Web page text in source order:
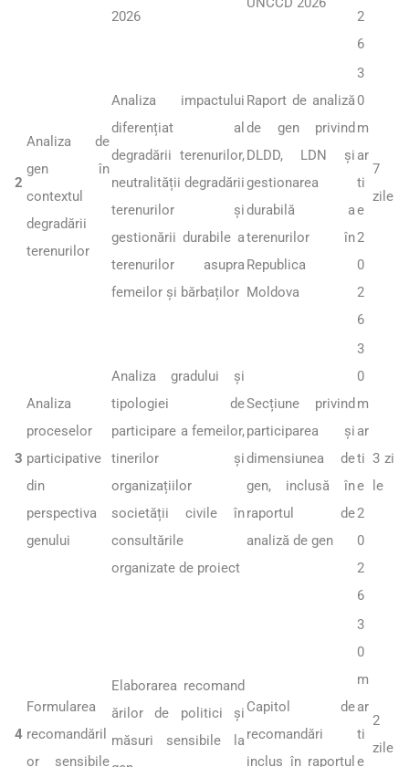
2026
2
6
2
Analiza de
gen în
contextul
degradării
terenurilor
Analiza impactului
diferențiat al
degradării terenurilor,
neutralității degradării
terenurilor și
gestionării durabile a
terenurilor asupra
femeilor și bărbaților
Raport de analiză
de gen privind
DLDD, LDN și
gestionarea
durabilă a
terenurilor în
Republica
Moldova
3
0
m
ar
ti
e
2
0
2
6
7
zile
3
Analiza
proceselor
participative
din
perspectiva
genului
Analiza gradului și
tipologiei de
participare a femeilor,
tinerilor și
organizațiilor
societății civile în
consultările
organizate de proiect
Secțiune privind
participarea și
dimensiunea de
gen, inclusă în
raportul de
analiză de gen
3
0
m
ar
ti
e
2
0
2
6
3 zi
le
4
Formularea
recomandăril
or sensibile
Elaborarea recomand
ărilor de politici și
măsuri sensibile la
Capitol de
recomandări
inclus în raportul
3
0
m
ar
ti
e
2
zile